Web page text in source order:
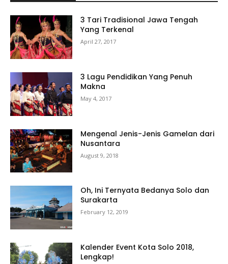
3 Tari Tradisional Jawa Tengah
Yang Terkenal
April 27, 2017
3 Lagu Pendidikan Yang Penuh
Makna
May 4, 2017
Mengenal Jenis-Jenis Gamelan dari
Nusantara
August 9, 2018
Oh, Ini Ternyata Bedanya Solo dan
Surakarta
February 12, 2019
Kalender Event Kota Solo 2018,
Lengkap!